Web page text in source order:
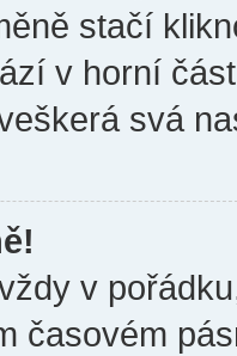
stačí
v horní
svá
v
časovém